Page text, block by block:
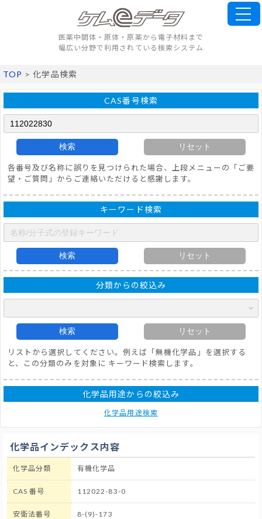
医薬中間体・原体・原薬から電子材料まで
幅広い分野で利用されている検索システム
TOP > 化学品検索
CAS番号検索
検索 リセット
各番号及び名称に誤りを見つけられた場合、上段メニューの「ご要
望・ご質問」からご連絡いただけると感謝します。
キーワード検索
検索 リセット
分類からの絞込み
検索 リセット
リストから選択してください。例えば「無機化学品」を選択する
と、この分類のみを対象に キーワード検索します。
化学品用途からの絞込み
化学品用途検索
化学品インデックス内容
化学品分類 有機化学品
CAS 番号 112022-83-0
安衛法番号 8-(9)-173